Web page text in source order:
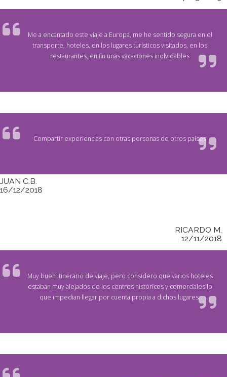
Me a encantado este viaje a Europa, me he sentido segura en el
transporte, hoteles, en los lugares turísticos visitados, en los
restaurantes, en fin unas vacaciones inolvidables
Compartir experiencias con otras personas de otros países
JUAN C.B.
16/12/2018
RICARDO M.
12/11/2018
Muy buen itinerario de viaje, pero considero que varios hoteles
estaban muy alejados de los centros históricos y comerciales lo
que impedian llegar por cuenta propia a dichos lugares.